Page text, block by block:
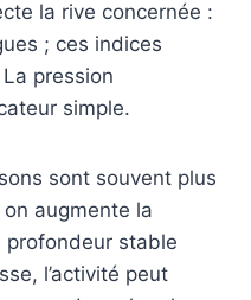
la rive concernée :
; ces indices
pression
simple.
sont souvent plus
on augmente la
profondeur stable
l’activité peut